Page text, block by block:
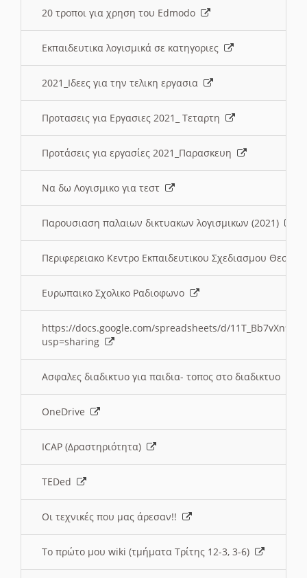
20 τροποι για χρηση του Edmodo
Εκπαιδευτικα λογισμικά σε κατηγοριες
2021_Ιδεες για την τελικη εργασια
Προτασεις για Εργασιες 2021_ Τεταρτη
Προτάσεις για εργασίες 2021_Παρασκευη
Να δω Λογισμικο για τεστ
Παρουσιαση παλαιων δικτυακων λογισμικων (2021)
Περιφερειακο Κεντρο Εκπαιδευτικου Σχεδιασμου
Ευρωπαικο Σχολικο Ραδιοφωνο
https://docs.google.com/spreadsheets/d/
usp=sharing
Ασφαλες διαδικτυο για παιδια- τοπος στο διαδικτυο
OneDrive
ICAP (Δραστηριότητα)
TEDed
Οι τεχνικές που μας άρεσαν!!
Το πρώτο μου wiki (τμήματα Τρίτης 12-3, 3-6)